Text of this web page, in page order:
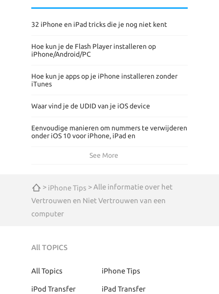
32 iPhone en iPad tricks die je nog niet kent
Hoe kun je de Flash Player installeren op
iPhone/Android/PC
Hoe kun je apps op je iPhone installeren zonder
iTunes
Waar vind je de UDID van je iOS device
Eenvoudige manieren om nummers te verwijderen
onder iOS 10 voor iPhone, iPad en
See More
> iPhone Tips > Alle informatie over het
Vertrouwen en Niet Vertrouwen van een
computer
All TOPICS
All Topics iPhone Tips
iPod Transfer iPad Transfer